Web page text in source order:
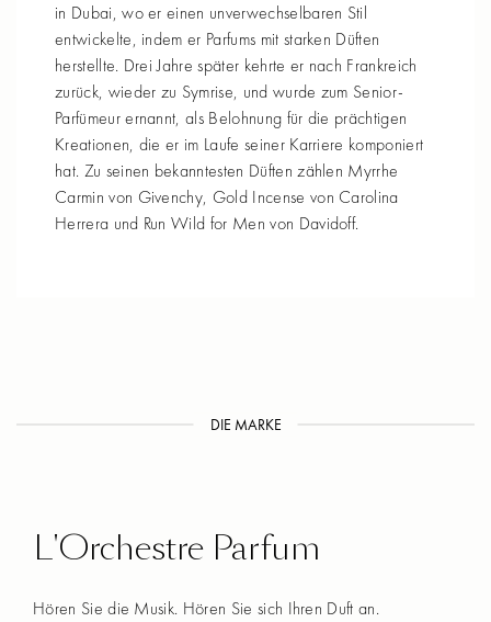
in Dubai, wo er einen unverwechselbaren Stil
entwickelte, indem er Parfums mit starken Düften
herstellte. Drei Jahre später kehrte er nach Frankreich
zurück, wieder zu Symrise, und wurde zum Senior-
Parfümeur ernannt, als Belohnung für die prächtigen
Kreationen, die er im Laufe seiner Karriere komponiert
hat. Zu seinen bekanntesten Düften zählen Myrrhe
Carmin von Givenchy, Gold Incense von Carolina
Herrera und Run Wild for Men von Davidoff.
DIE MARKE
L'Orchestre Parfum
Hören Sie die Musik. Hören Sie sich Ihren Duft an.